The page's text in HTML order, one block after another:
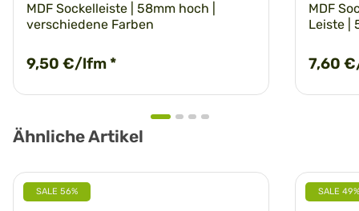
MDF Sockelleiste | 58mm hoch |
verschiedene Farben
9,50 €/lfm *
MDF
Leiste |
7,60
Ähnliche Artikel
SALE 56% SALE 49%